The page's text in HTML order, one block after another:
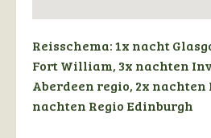
Reisschema:1x nacht
Fort William, 3x nachten
Aberdeen regio, 2x
nachten Regio Edinburgh